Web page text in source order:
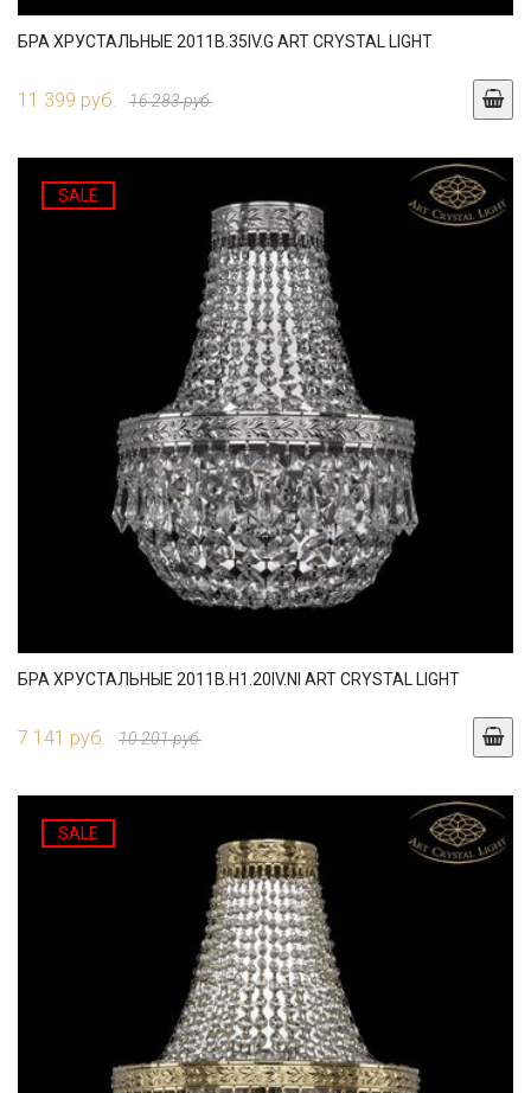
БРА ХРУСТАЛЬНЫЕ 2011B.35IV.G ART CRYSTAL LIGHT
11 399 руб. 16 283 руб.
SALE
БРА ХРУСТАЛЬНЫЕ 2011B.H1.20IV.NI ART CRYSTAL LIGHT
7 141 руб. 10 201 руб.
SALE